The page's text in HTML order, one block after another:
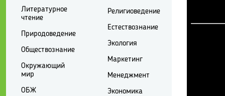
Литературное
чтение
Природоведение
Обществознание
Окружающий
мир
ОБЖ
Религиоведение
Естествознание
Экология
Маркетинг
Менеджмент
Экономика